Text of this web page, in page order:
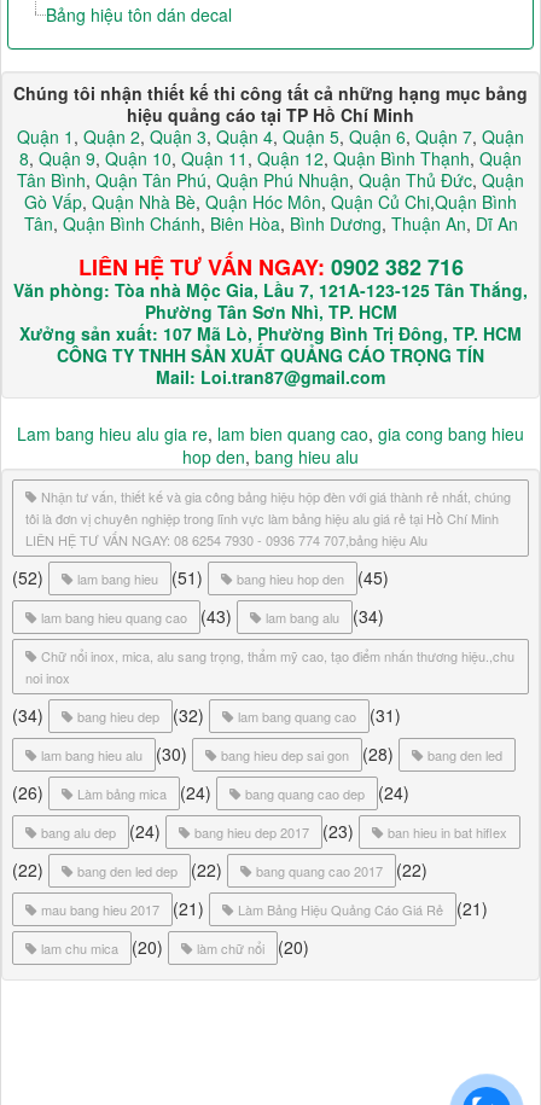
Bảng hiệu tôn dán decal
Chúng tôi nhận thiết kế thi công tất cả những hạng mục bảng
hiệu quảng cáo tại TP Hồ Chí Minh
Quận 1 , Quận 2, Quận 3, Quận 4, Quận 5, Quận 6, Quận 7, Quận
8, Quận 9, Quận 10, Quận 11 , Quận 12, Quận Bình Thạnh, Quận
Tân Bình, Quận Tân Phú, Quận Phú Nhuận, Quận Thủ Đức, Quận
Gò Vấp, Quận Nhà Bè, Quận Hóc Môn, Quận Củ Chi,Quận Bình
Tân, Quận Bình Chánh, Biên Hòa, Bình Dương, Thuận An, Dĩ An
LIÊN HỆ TƯ VẤN NGAY: 0902 382 716
Văn phòng: Tòa nhà Mộc Gia, Lầu 7, 121A-123-125 Tân Thắng,
Phường Tân Sơn Nhì, TP. HCM
Xưởng sản xuất: 107 Mã Lò, Phường Bình Trị Đông, TP. HCM
CÔNG TY TNHH SẢN XUẤT QUẢNG CÁO TRỌNG TÍN
Mail: Loi.tran87@gmail.com
Lam bang hieu alu gia re, lam bien quang cao, gia cong bang hieu
hop den, bang hieu alu
Nhận tư vấn, thiết kế và gia công bảng hiệu hộp đèn với giá thành rẻ nhất, chúng
tôi là đơn vị chuyên nghiệp trong lĩnh vực làm bảng hiệu alu giá rẻ tại Hồ Chí Minh
LIÊN HỆ TƯ VẤN NGAY: 08 6254 7930 - 0936 774 707,bảng hiệu Alu
(52) lam bang hieu (51) bang hieu hop den (45)
lam bang hieu quang cao (43) lam bang alu (34)
Chữ nổi inox, mica, alu sang trọng, thẩm mỹ cao, tạo điểm nhấn thương hiệu.,chu
noi inox
(34) bang hieu dep (32) lam bang quang cao (31)
lam bang hieu alu (30) bang hieu dep sai gon (28) bang den led
(26) Làm bảng mica (24) bang quang cao dep (24)
bang alu dep (24) bang hieu dep 2017 (23) ban hieu in bat hiflex
(22) bang den led dep (22) bang quang cao 2017 (22)
mau bang hieu 2017 (21) Làm Bảng Hiệu Quảng Cáo Giá Rẻ (21)
lam chu mica (20) làm chữ nổi (20)